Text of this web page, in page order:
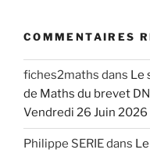
COMMENTAIRES
fiches2maths dans Le
de Maths du brevet
Vendredi 26 Juin 2026
Philippe SERIEdans